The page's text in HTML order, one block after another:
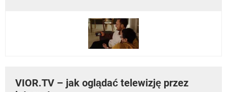
VIOR.TV – jak oglądać telewizję przez